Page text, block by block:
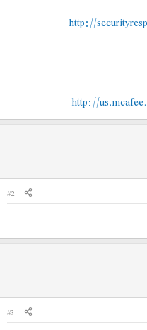
http://
http://
#2
#3